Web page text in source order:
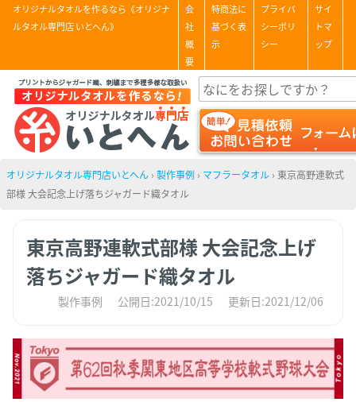
オリジナルタオルを作るなら《オリジナ
ルタオル専門店 いとへん》
会
社
概
要
特商法に
基づく表
示
プライバ
シーポリ
シー
サイ
トマ
ップ
オリジナルタオル専門店いとへん › 製作事例 › マフラータオル › 東京高野連軟式
部様 大会記念上げ落ちジャガード織タオル
東京高野連軟式部様 大会記念上げ
落ちジャガード織タオル
製作事例 公開日:2021/10/15 更新日:2021/12/06